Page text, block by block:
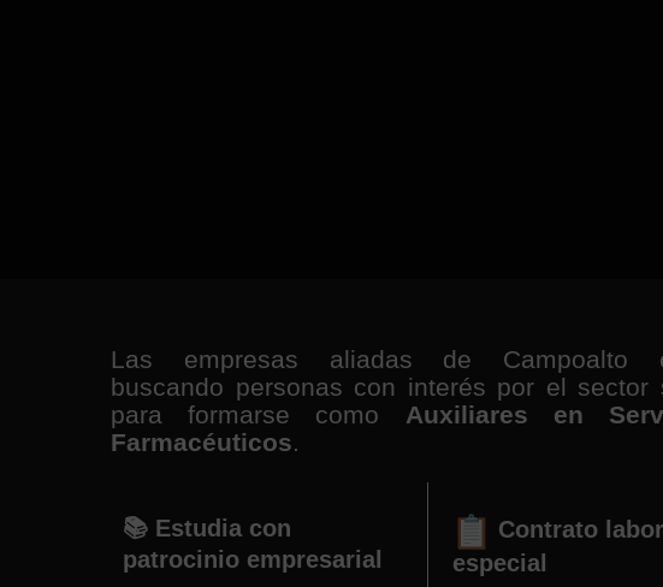
Las empresas aliadas de Campoalto
buscando personas con interés por el sector
para formarse como Auxiliares en
Farmacéuticos.
📚 Estudia con
patrocinio empresarial
Contrato
especial